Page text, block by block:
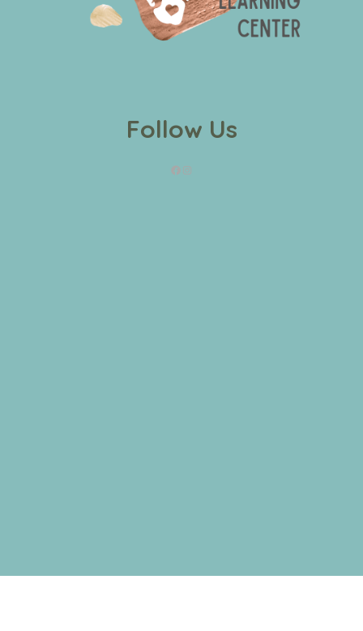
Follow Us
Facebook
Instagram